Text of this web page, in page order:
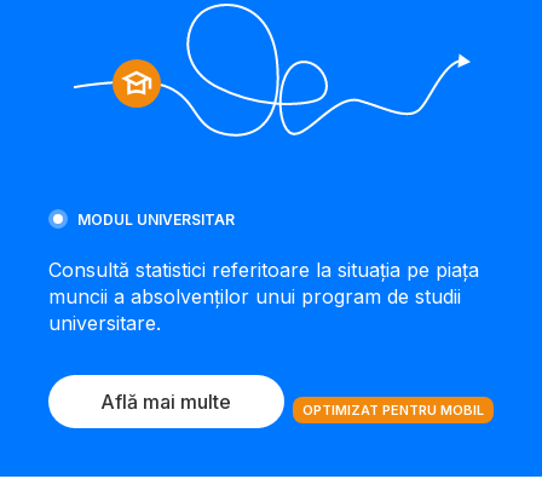
MODUL UNIVERSITAR
Consultă statistici referitoare la situația pe piața
muncii a absolvenților unui program de studii
universitare.
Află mai multe OPTIMIZAT PENTRU MOBIL